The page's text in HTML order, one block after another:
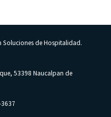
Soluciones de Hospitalidad.
53398 Naucalpan de